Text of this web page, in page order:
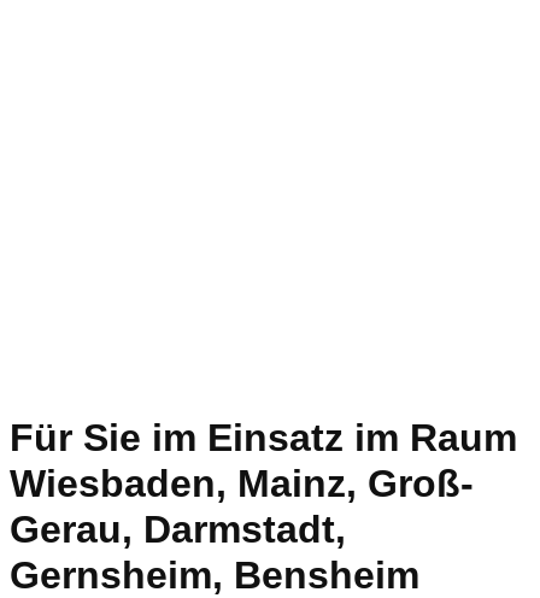
Für Sie im Einsatz im Raum
Wiesbaden, Mainz, Groß-
Gerau, Darmstadt,
Gernsheim, Bensheim